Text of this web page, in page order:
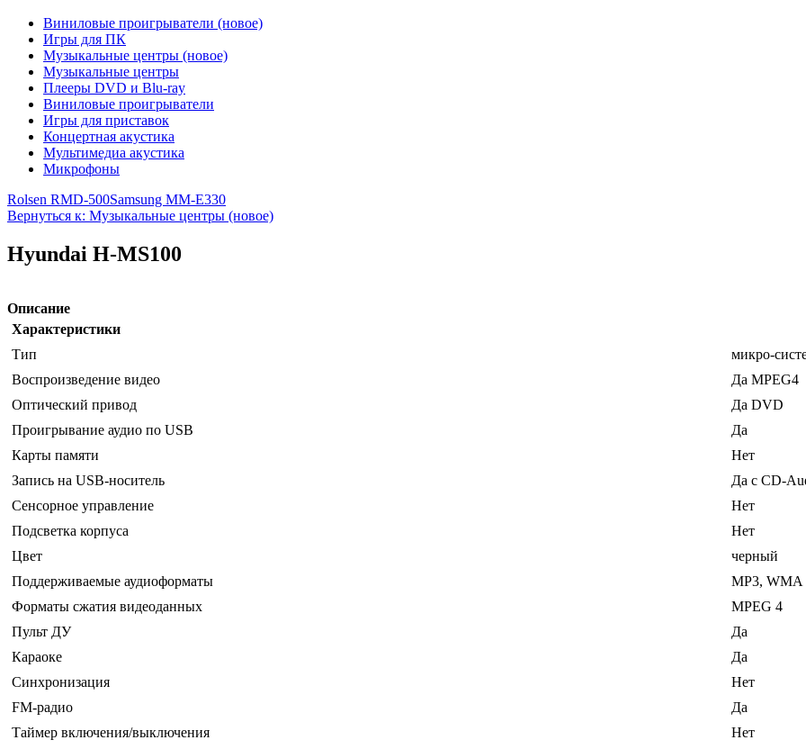
Виниловые проигрыватели (новое)
Игры для ПК
Музыкальные центры (новое)
Музыкальные центры
Плееры DVD и Blu-ray
Виниловые проигрыватели
Игры для приставок
Концертная акустика
Мультимедиа акустика
Микрофоны
Rolsen RMD-500Samsung MM-E330
Вернуться к: Музыкальные центры (новое)
Hyundai H-MS100
Описание
Характеристики
Тип
микро-
Воспроизведение видео
Да MPEG4
Оптический привод
Да DVD
Проигрывание аудио по USB
Да
Карты памяти
Нет
Запись на USB-носитель
Да с CD-
Сенсорное управление
Нет
Подсветка корпуса
Нет
Цвет
черный
Поддерживаемые аудиоформаты
MP3, WMA
Форматы сжатия видеоданных
MPEG 4
Пульт ДУ
Да
Караоке
Да
Синхронизация
Нет
FM-радио
Да
Таймер включения/выключения
Нет